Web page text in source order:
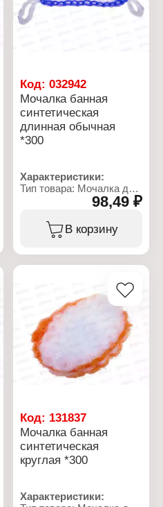
Код:032942
Мочалка банная
синтетическая
длинная обычная
*300
Характеристики:
Тип товара: Мочалка для
Назначение: банная
Название: "Обычная"
Материал: полипропилен
Длина без ручек: 50 см
Цвет: белый с цветной
окантовкой
98,49 ₽
В корзину
Код: 131837
Мочалка банная
синтетическая
круглая *300
Характеристики: